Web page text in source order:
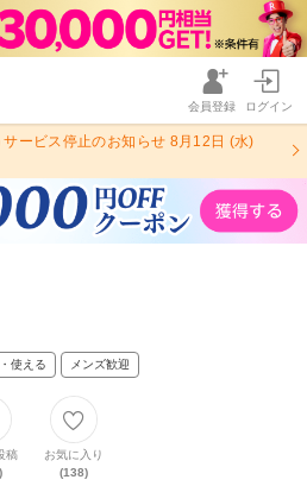
会員登録 ログイン
ービス停止のお知らせ 8月12日 (水)
使える メンズ歓迎
稿
お気に入り
(138)